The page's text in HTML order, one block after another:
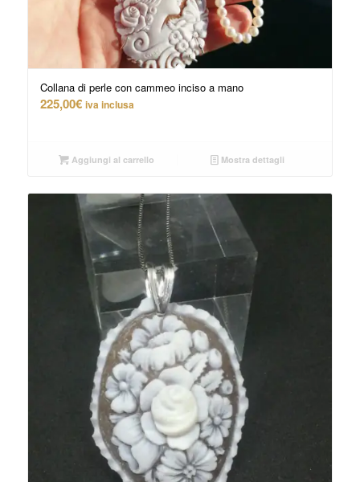
Collana di perle con cammeo inciso a mano
225,00€ iva inclusa
Aggiungi al carrello Mostra dettagli